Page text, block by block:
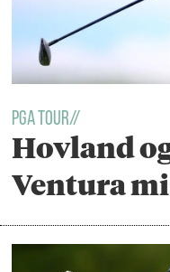
PGA TOUR//
Hovland
Ventura